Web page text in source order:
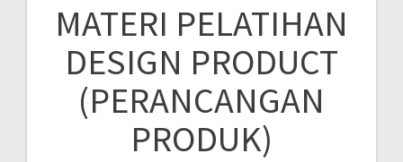
MATERI PELATIHAN
DESIGN PRODUCT
(PERANCANGAN
PRODUK)